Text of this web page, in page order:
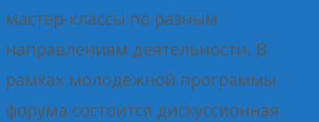
мастер-классы по разным
направлениям деятельности. В
рамках молодежной программы
форума состоится дискуссионная